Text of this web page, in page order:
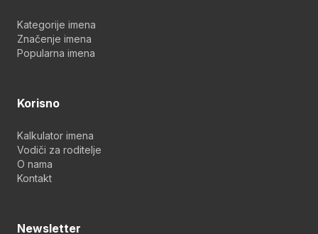
Kategorije imena
Značenje imena
Popularna imena
Korisno
Kalkulator imena
Vodiči za roditelje
O nama
Kontakt
Newsletter